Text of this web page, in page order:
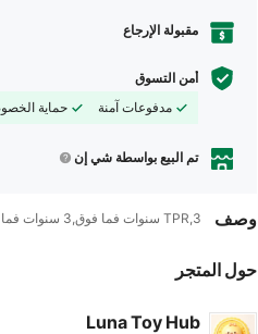
مقبولة الإرجاع
أمن التسوق
مدفوعات آمنة
حماية
تم البيع بواسطة شي إن
وصف TPR,3 سنوات فما فوق,3 سنوات فما فوق
حول المتجر
Luna Toy Hub